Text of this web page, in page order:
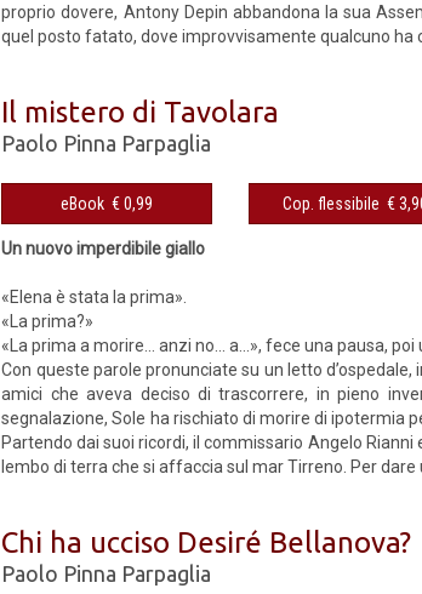
proprio dovere, Antony Depin abbandona la sua
quel posto fatato, dove improvvisamente qualcuno ha
Il mistero di Tavolara
Paolo Pinna Parpaglia
eBook € 0,99 Cop. flessibile €
Un nuovo imperdibile giallo
«Elena è stata la prima».
«La prima?»
«La prima a morire... anzi no... a...», fece una pausa,
Con queste parole pronunciate su un letto
amici che aveva deciso di trascorrere, in pieno
segnalazione, Sole ha rischiato di morire di ipotermia
Partendo dai suoi ricordi, il commissario Angelo
lembo di terra che si affaccia sul mar Tirreno. Per dare
Chi ha ucciso Desiré Bellanova?
Paolo Pinna Parpaglia